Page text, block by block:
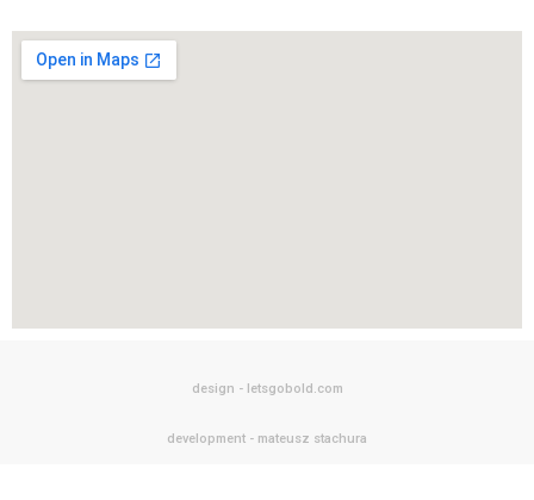
design - letsgobold.com
development - mateusz stachura